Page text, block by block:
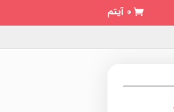
0 آیتم